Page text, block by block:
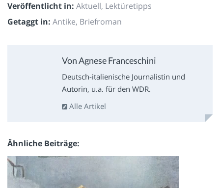
Veröffentlicht in: Aktuell, Lektüretipps
Getaggt in: Antike, Briefroman
Von Agnese Franceschini
Deutsch-italienische Journalistin und
Autorin, u.a. für den WDR.
Alle Artikel
Ähnliche Beiträge